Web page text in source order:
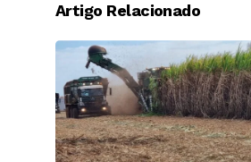
Artigo Relacionado